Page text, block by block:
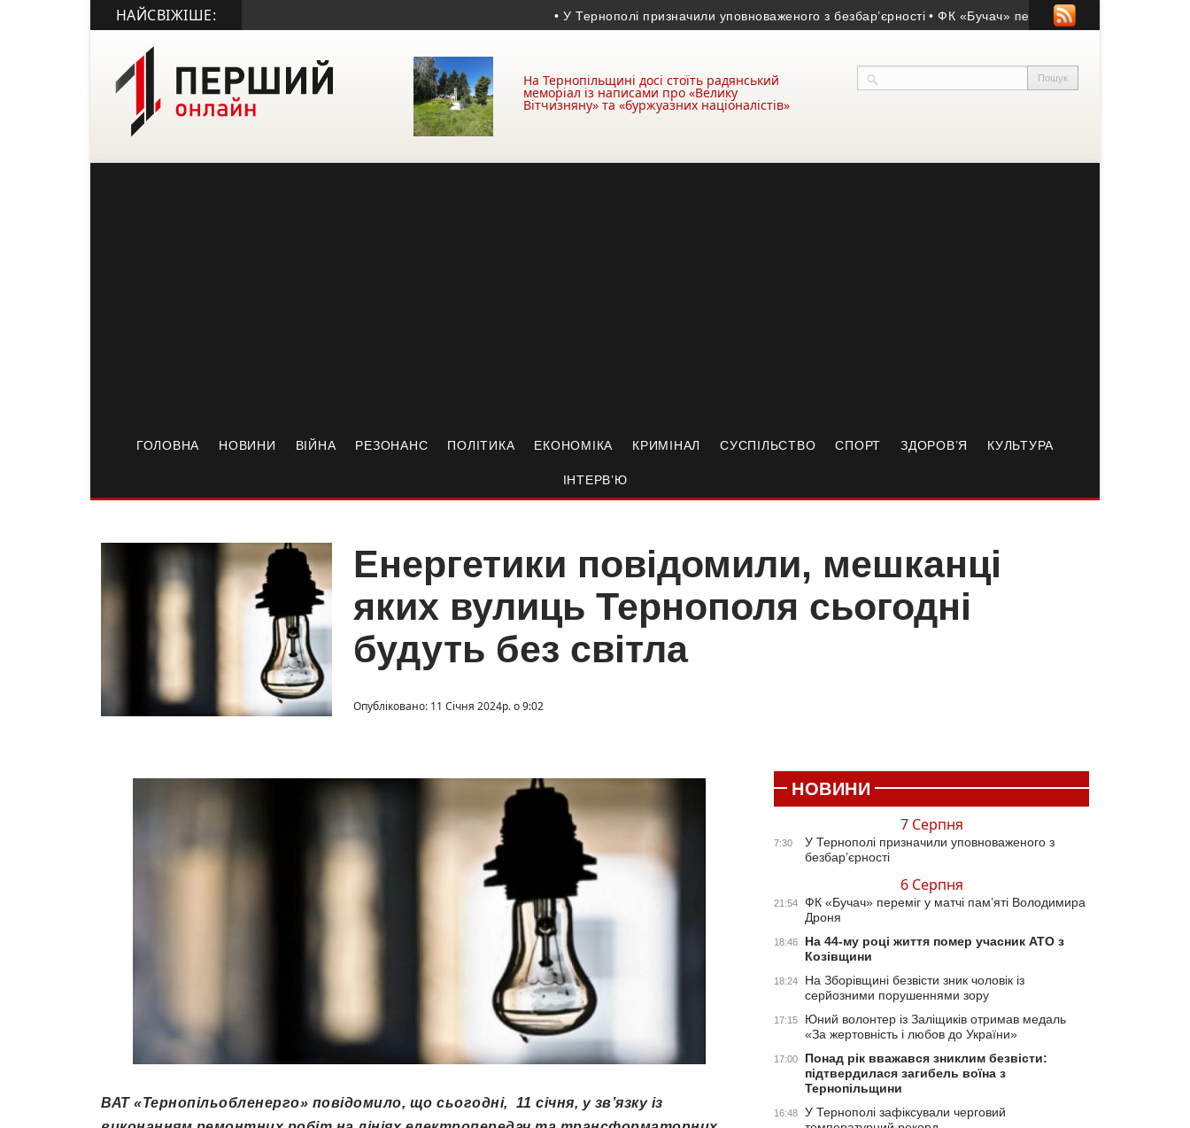
НАЙСВІЖІШЕ: • У Тернополі призначили уповноваженого з безбар’єрності • ФК «Бучач» переміг у матчі пам’яті
На Тернопільщині досі стоїть радянський
меморіал із написами про «Велику
Вітчизняну» та «буржуазних націоналістів»
ГОЛОВНА НОВИНИ ВІЙНА РЕЗОНАНС ПОЛІТИКА ЕКОНОМІКА КРИМІНАЛ СУСПІЛЬСТВО СПОРТ ЗДОРОВ’Я КУЛЬТУРА
ІНТЕРВ’Ю
Енергетики повідомили, мешканці
яких вулиць Тернополя сьогодні
будуть без світла
Опубліковано: 11 Січня 2024р. о 9:02
ВАТ «Тернопільобленерго» повідомило, що сьогодні, 11 січня, у зв’язку із
НОВИНИ
7 Серпня
7:30
У Тернополі призначили уповноваженого з
безбар’єрності
6 Серпня
21:54
ФК «Бучач» переміг у матчі пам’яті Володимира
Дроня
18:46
На 44-му році життя помер учасник АТО з
Козівщини
18:24
На Зборівщині безвісти зник чоловік із
серйозними порушеннями зору
17:15
Юний волонтер із Заліщиків отримав медаль
«За жертовність і любов до України»
17:00
Понад рік вважався зниклим безвісти:
підтвердилася загибель воїна з
Тернопільщини
16:48
У Тернополі зафіксували черговий